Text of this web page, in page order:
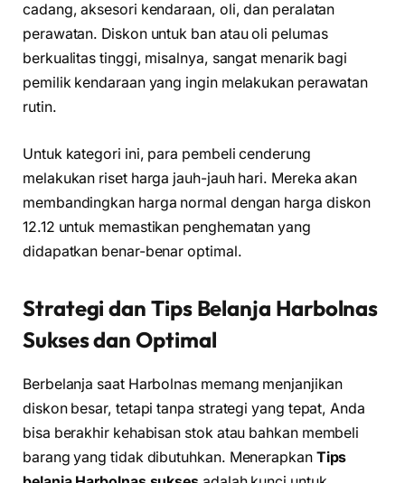
cadang, aksesori kendaraan, oli, dan peralatan
perawatan. Diskon untuk ban atau oli pelumas
berkualitas tinggi, misalnya, sangat menarik bagi
pemilik kendaraan yang ingin melakukan perawatan
rutin.
Untuk kategori ini, para pembeli cenderung
melakukan riset harga jauh-jauh hari. Mereka akan
membandingkan harga normal dengan harga diskon
12.12 untuk memastikan penghematan yang
didapatkan benar-benar optimal.
Strategi dan Tips Belanja Harbolnas
Sukses dan Optimal
Berbelanja saat Harbolnas memang menjanjikan
diskon besar, tetapi tanpa strategi yang tepat, Anda
bisa berakhir kehabisan stok atau bahkan membeli
barang yang tidak dibutuhkan. Menerapkan Tips